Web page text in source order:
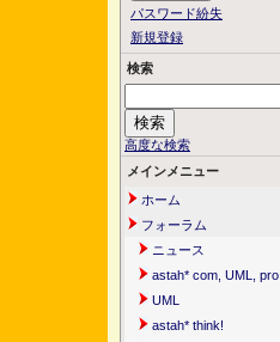
パスワード紛失
新規登録
検索
高度な検索
メインメニュー
ホーム
フォーラム
ニュース
astah* com, UML, pro
UML
astah* think!